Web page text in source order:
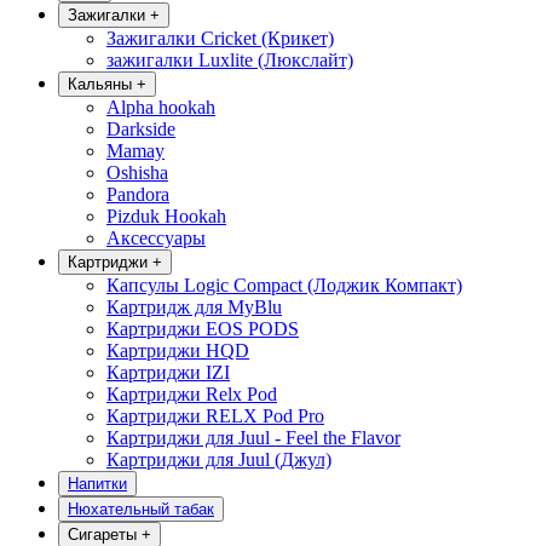
Зажигалки +
Зажигалки Cricket (Крикет)
зажигалки Luxlite (Люкслайт)
Кальяны +
Alpha hookah
Darkside
Mamay
Oshisha
Pandora
Pizduk Hookah
Аксессуары
Картриджи +
Капсулы Logic Compact (Лоджик Компакт)
Картридж для MyBlu
Картриджи EOS PODS
Картриджи HQD
Картриджи IZI
Картриджи Relx Pod
Картриджи RELX Pod Pro
Картриджи для Juul - Feel the Flavor
Картриджи для Juul (Джул)
Напитки
Нюхательный табак
Сигареты +